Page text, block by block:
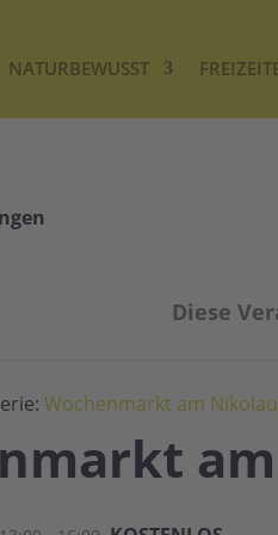
NATURBEWUSST
Diese
Wochenmarkt am